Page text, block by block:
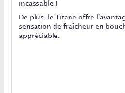
incassable !
De plus, le Titane offre
sensation de fraîcheur en
appréciable.